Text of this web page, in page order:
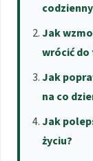
Jak
wrócić
Jak
na co
Jak
życiu?